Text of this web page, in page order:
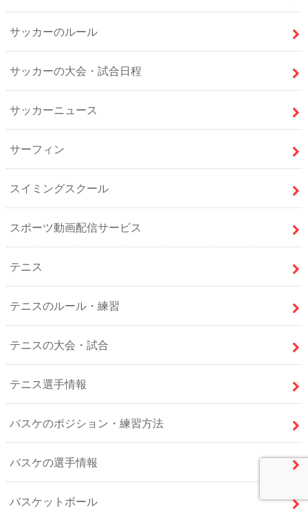
サッカーのルール
サッカーの大会・試合日程
サッカーニュース
サーフィン
スイミングスクール
スポーツ動画配信サービス
テニス
テニスのルール・練習
テニスの大会・試合
テニス選手情報
バスケのポジション・練習方法
バスケの選手情報
バスケットボール